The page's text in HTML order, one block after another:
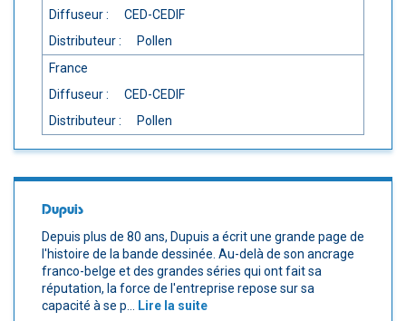
Diffuseur :
CED-CEDIF
Distributeur :
Pollen
France
Diffuseur :
CED-CEDIF
Distributeur :
Pollen
Dupuis
Depuis plus de 80 ans, Dupuis a écrit une grande page de
l'histoire de la bande dessinée. Au-delà de son ancrage
franco-belge et des grandes séries qui ont fait sa
réputation, la force de l'entreprise repose sur sa
capacité à se p... Lire la suite